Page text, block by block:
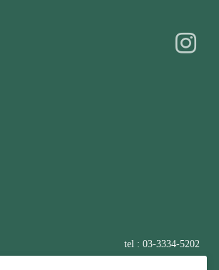
tel : 03-3334-5202